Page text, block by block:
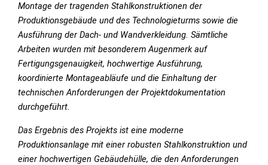
Montage der tragenden Stahlkonstruktionen der
Produktionsgebäude und des Technologieturms sowie die
Ausführung der Dach- und Wandverkleidung. Sämtliche
Arbeiten wurden mit besonderem Augenmerk auf
Fertigungsgenauigkeit, hochwertige Ausführung,
koordinierte Montageabläufe und die Einhaltung der
technischen Anforderungen der Projektdokumentation
durchgeführt.
Das Ergebnis des Projekts ist eine moderne
Produktionsanlage mit einer robusten Stahlkonstruktion und
einer hochwertigen Gebäudehülle, die den Anforderungen